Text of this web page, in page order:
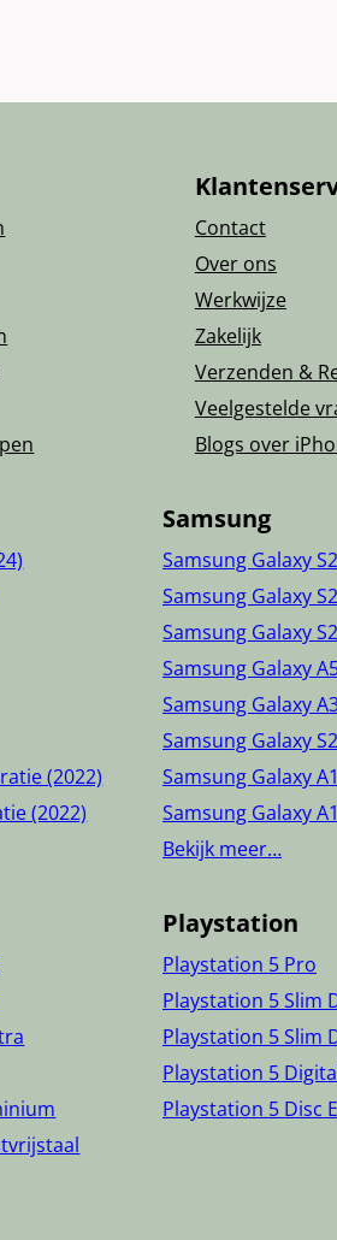
Contact
Over ons
Werkwijze
Zakelijk
Verzenden &
Veelgestelde
Blogs over
(2022)
(2022)
Samsung
Samsung Galaxy
Samsung Galaxy
Samsung Galaxy
Samsung Galaxy
Samsung Galaxy
Samsung Galaxy
Samsung Galaxy
Samsung Galaxy
Bekijk meer…
Playstation
Playstation 5 Pro
Playstation 5 Slim
Playstation 5 Slim
Playstation 5
Playstation 5 Disc